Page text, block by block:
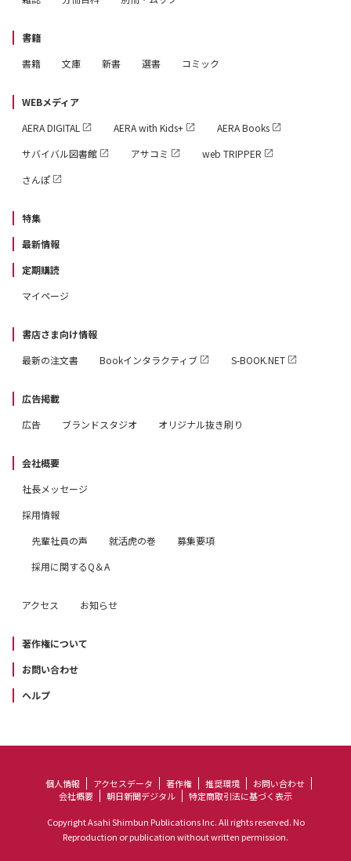
書籍
書籍
文庫 新書 選書 コミック
WEBメディア
AERA DIGITAL
AERA with Kids+
AERA Books
サバイバル図書館
アサコミ
web TRIPPER
さんぽ
特集
最新情報
定期購読
マイページ
書店さま向け情報
最新の注文書
Bookインタラクティブ S-BOOK.NET
広告掲載
広告
ブランドスタジオ オリジナル抜き刷り
会社概要
社長メッセージ
採用情報
先輩社員の声
就活虎の巻
募集要項
採用に関するQ＆A
アクセス お知らせ
著作権について
お問い合わせ
ヘルプ
個人情報 アクセスデータ 著作権 推奨環境
お問い合わせ
会社概要
朝日新聞デジタル 特定商取引法に基づく表示
Copyright Asahi Shimbun Publications Inc. All rights reserved. No
Reproduction or publication without written permission.